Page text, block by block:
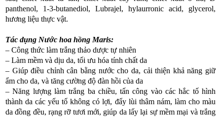
panthenol, 1-3-butanediol, Lubrajel, hylaurronic acid, glycerol,
hương liệu thực vật.
Tác dụng Nước hoa hồng Maris:
– Công thức làm trắng thảo dược tự nhiên
– Làm mềm và dịu da, tối ưu hóa tính chất da
– Giúp điều chỉnh cân bằng nước cho da, cải thiện khả năng giữ
ẩm cho da, và tăng cường độ đàn hồi của da
– Năng lượng làm trắng ba chiều, tấn công vào các hắc tố hình
thành da các yếu tố không có lợi, đẩy lùi thâm nám, làm cho màu
da đồng đều, rạng rỡ tươi mới, giúp da lấy lại sự mềm mại và trắng